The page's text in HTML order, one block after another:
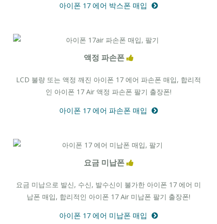
아이폰 17 에어 박스폰 매입
액정 파손폰
LCD 불량 또는 액정 깨진 아이폰 17 에어 파손폰 매입, 합리적
인 아이폰 17 Air 액정 파손폰 팔기 출장폰!
아이폰 17 에어 파손폰 매입
요금 미납폰
요금 미납으로 발신, 수신, 발수신이 불가한 아이폰 17 에어 미
납폰 매입, 합리적인 아이폰 17 Air 미납폰 팔기 출장폰!
아이폰 17 에어 미납폰 매입